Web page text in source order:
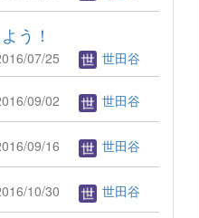
う！
07/25 世田谷
09/02 世田谷
09/16 世田谷
10/30 世田谷